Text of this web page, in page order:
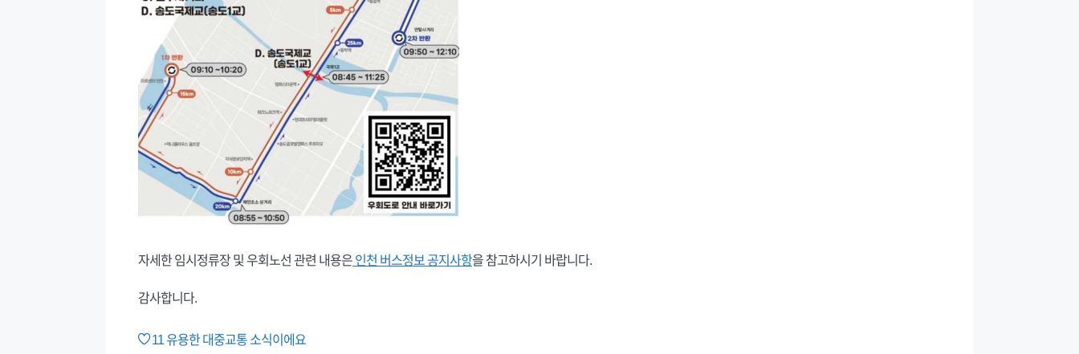
자세한 임시정류장 및 우회노선 관련 내용은 인천 버스정보 공지사항을 참고하시기 바랍니다.
감사합니다.
11유용한 대중교통 소식이에요